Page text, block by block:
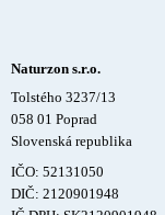
Naturzon s.r.o.
Tolstého 3237/13
058 01 Poprad
Slovenská republika
IČO: 52131050
DIČ: 2120901948